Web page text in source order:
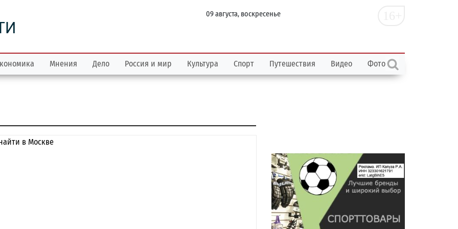
09 августа, воскресенье
Мнения Дело Россия и мир Культура Спорт Путешествия Видео Фото